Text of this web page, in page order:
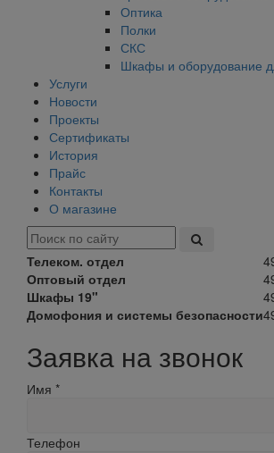
Оптика
Полки
СКС
Шкафы и оборудование
Услуги
Новости
Проекты
Сертификаты
История
Прайс
Контакты
О магазине
Телеком. отдел
Оптовый отдел
Шкафы 19"
Домофония и системы безопасности
Заявка на звонок
Имя *
Телефон